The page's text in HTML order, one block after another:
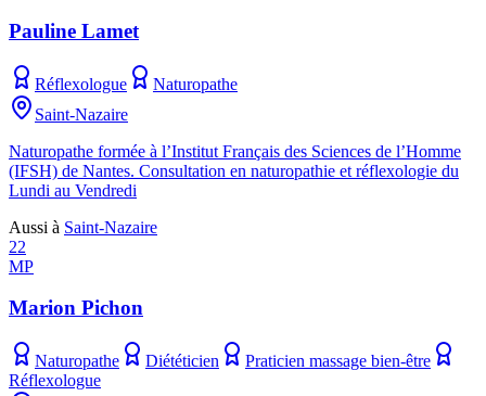
Pauline Lamet
Réflexologue
Naturopathe
Saint-Nazaire
Naturopathe formée à l’Institut Français des Sciences de l’Homme
(IFSH) de Nantes. Consultation en naturopathie et réflexologie du
Lundi au Vendredi
Aussi à Saint-Nazaire
22
MP
Marion Pichon
Naturopathe Diététicien
Praticien massage bien-être
Réflexologue